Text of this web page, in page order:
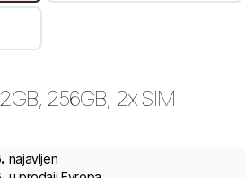
256GB, 2x SIM
najavljen